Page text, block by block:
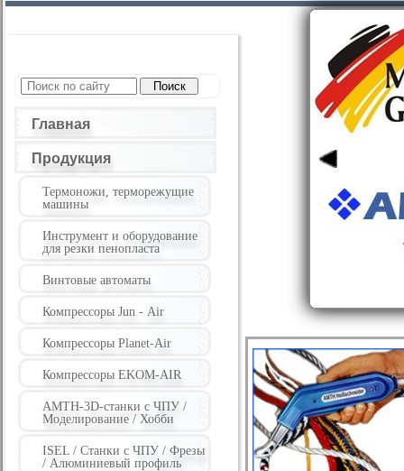
Главная
Продукция
Термоножи, терморежущие
машины
Инструмент и оборудование
для резки пенопласта
Винтовые автоматы
Компрессоры Jun - Air
Компрессоры Planet-Air
Компрессоры EKOM-AIR
AMTH-3D-станки с ЧПУ /
Моделирование / Хобби
ISEL / Станки с ЧПУ / Фрезы
/ Алюминиевый профиль